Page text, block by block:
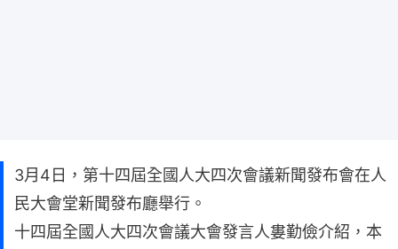
3月4日，第十四屆全國人大四次會議新聞發布會在人
民大會堂新聞發布廳舉行。
十四屆全國人大四次會議大會發言人婁勤儉介紹，本